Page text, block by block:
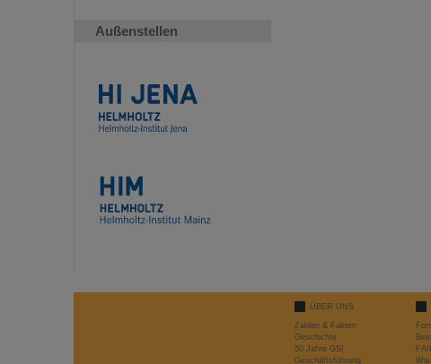
Außenstellen
ÜBER UNS
Zahlen & Fakten
Geschichte
50 Jahre GSI
Geschäftsführung